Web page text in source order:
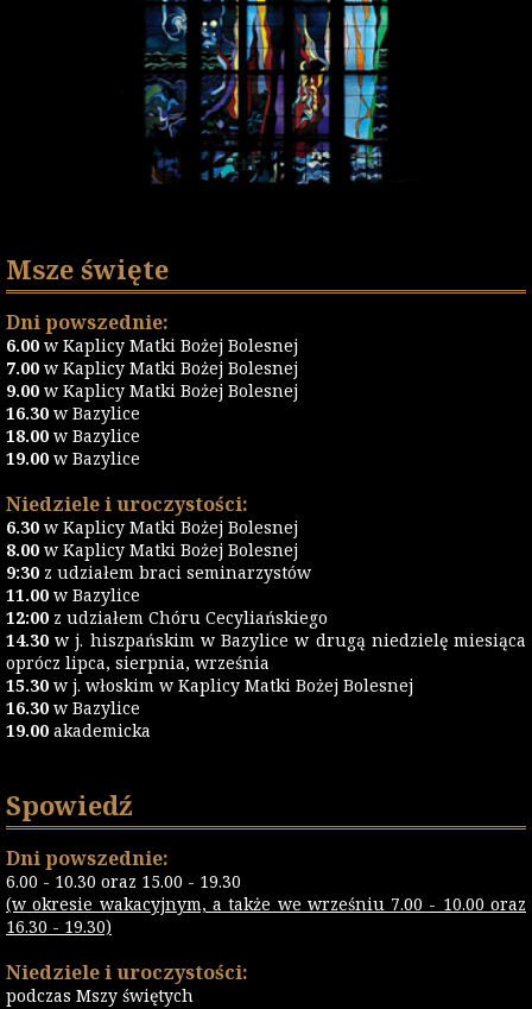
Msze święte
Dni powszednie:
6.00 w Kaplicy Matki Bożej Bolesnej
7.00 w Kaplicy Matki Bożej Bolesnej
9.00 w Kaplicy Matki Bożej Bolesnej
16.30 w Bazylice
18.00 w Bazylice
19.00 w Bazylice
Niedziele i uroczystości:
6.30 w Kaplicy Matki Bożej Bolesnej
8.00 w Kaplicy Matki Bożej Bolesnej
9:30 z udziałem braci seminarzystów
11.00 w Bazylice
12:00 z udziałem Chóru Cecyliańskiego
14.30 w j. hiszpańskim w Bazylice w drugą niedzielę miesiąca
oprócz lipca, sierpnia, września
15.30 w j. włoskim w Kaplicy Matki Bożej Bolesnej
16.30 w Bazylice
19.00 akademicka
Spowiedź
Dni powszednie:
6.00 - 10.30 oraz 15.00 - 19.30
(w okresie wakacyjnym, a także we wrześniu 7.00 - 10.00 oraz
16.30 - 19.30)
Niedziele i uroczystości:
podczas Mszy świętych